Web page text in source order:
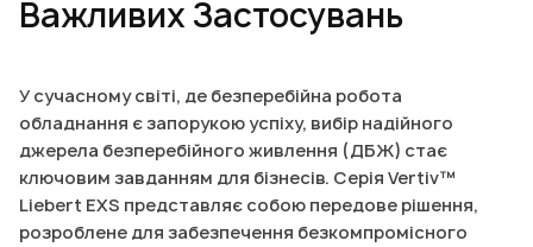
Важливих Застосувань
У сучасному світі, де безперебійна робота
обладнання є запорукою успіху, вибір надійного
джерела безперебійного живлення (ДБЖ) стає
ключовим завданням для бізнесів. Серія Vertiv™
Liebert EXS представляє собою передове рішення,
розроблене для забезпечення безкомпромісного